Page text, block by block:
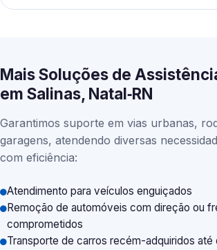
Mais Soluções de
em Salinas, Natal‑RN
Garantimos suporte em vias urbanas,
garagens, atendendo diversas
com eficiência:
Atendimento para veículos enguiçados
Remoção de automóveis com direção ou
comprometidos
Transporte de carros recém-adquiridos até